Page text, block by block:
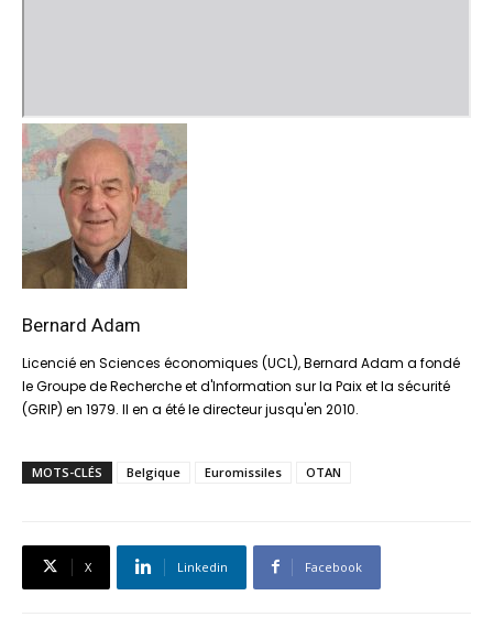
Bernard Adam
Licencié en Sciences économiques (UCL), Bernard Adam a fondé
le Groupe de Recherche et d'Information sur la Paix et la sécurité
(GRIP) en 1979. Il en a été le directeur jusqu'en 2010.
MOTS-CLÉS Belgique Euromissiles OTAN
X Linkedin Facebook